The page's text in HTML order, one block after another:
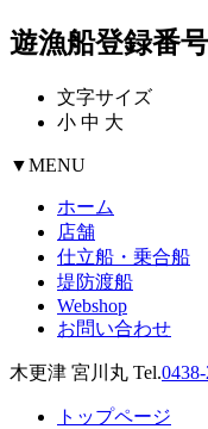
遊漁船登録番
文字サイズ
小 中 大
▼MENU
ホーム
店舗
仕立船・乗合船
堤防渡船
Webshop
お問い合わせ
木更津 宮川丸 Tel.
トップページ